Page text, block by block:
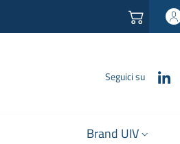
Seguici su
Brand UIV